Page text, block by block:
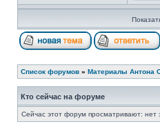
Список форумов » Материалы Антона
Кто сейчас на форуме
Сейчас этот форум просматривают: нет